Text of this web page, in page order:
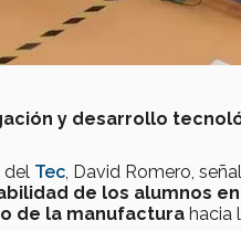
y desarrollo
del Tec, David Romero,
de los alumnos
de la manufactura hacia